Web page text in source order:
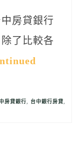
房貸銀行
了比較各
房貸銀行, 台中銀行房貸,